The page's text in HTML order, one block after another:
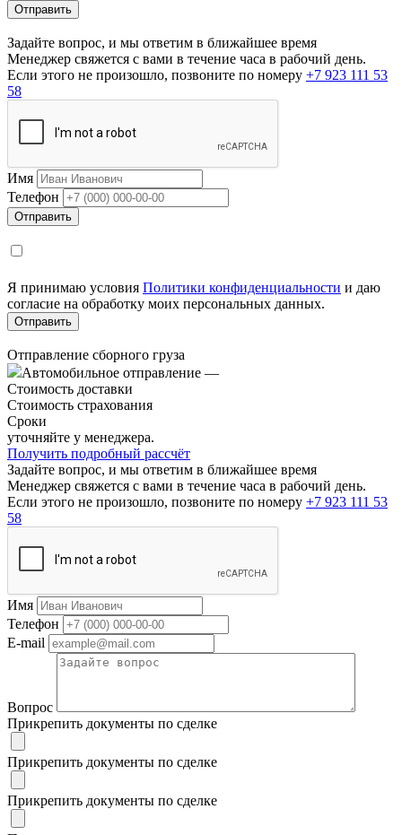
Задайте вопрос, и мы ответим в ближайшее время
Менеджер свяжется с вами в течение часа в рабочий день.
Если этого не произошло, позвоните по номеру +7 923 111 53
58
Имя
Телефон
Я принимаю условия Политики конфиденциальности и даю
согласие на обработку моих персональных данных.
Отправление сборного груза
Автомобильное отправление —
Стоимость доставки
Стоимость страхования
Сроки
уточняйте у менеджера.
Получить подробный рассчёт
Задайте вопрос, и мы ответим в ближайшее время
Менеджер свяжется с вами в течение часа в рабочий день.
Если этого не произошло, позвоните по номеру +7 923 111 53
58
Имя
Телефон
E-mail
Вопрос
Прикрепить документы по сделке
Прикрепить документы по сделке
Прикрепить документы по сделке